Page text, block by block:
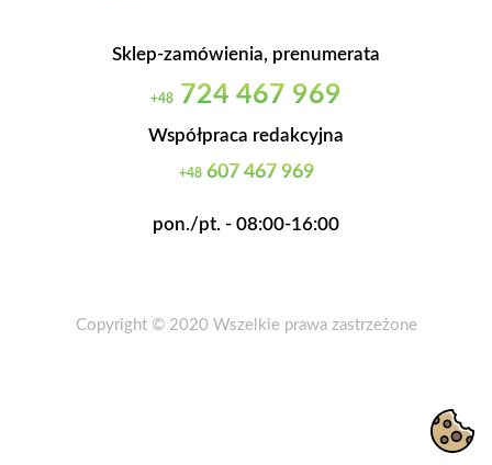
Sklep-zamówienia, prenumerata
+48 724 467 969
Współpraca redakcyjna
+48607 467 969
pon./pt. - 08:00-16:00
Copyright © 2020 Wszelkie prawa zastrzeżone